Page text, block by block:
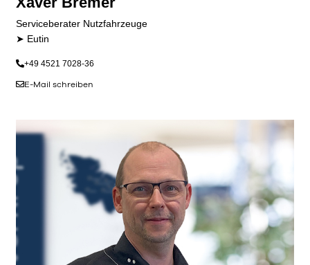
Serviceberater Nutzfahrzeuge
➤ Eutin
+49 4521 7028-36
E-Mail schreiben